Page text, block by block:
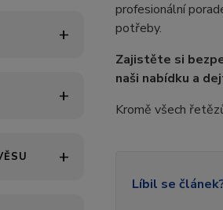
profesionální
potřeby.
Zajistěte si
naši nabídku a
Kromě všech
Líbil se